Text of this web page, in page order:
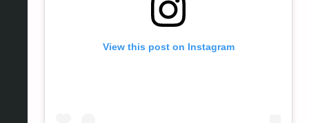
View this post on Instagram